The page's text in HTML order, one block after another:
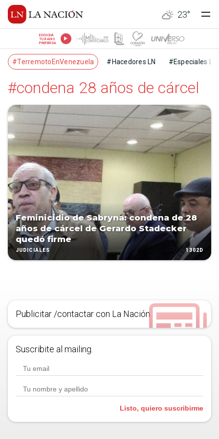
23°
ESCUCHÁ
TU RADIO
PREFERIDA
#TerremotoEnVenezuela #Hacedores LN #Especiales LN
#condena 28 años de cárcel
Feminicidio de Sabryna: condena de 28
años de cárcel de Gerardo Stadecker
quedó firme
JUDICIALES 1302D
Publicitar /contactar con La Nación
Suscribite al mailing.
Listo, quiero suscribirme